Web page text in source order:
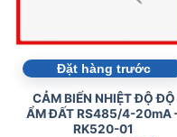
Đặt hàng trước
CẢM BIẾN NHIỆT ĐỘ ĐỘ
ẨM ĐẤT RS485/4-20mA
RK520-01